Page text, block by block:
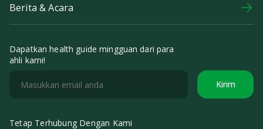
Berita & Acara
Dapatkan health guide mingguan dari para
ahli kami!
Kirim
Tetap Terhubung Dengan Kami